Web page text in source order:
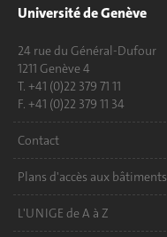
Université de Genève
24 rue du Général-Dufour
1211 Genève 4
T. +41 (0)22 379 71 11
F. +41 (0)22 379 11 34
Contact
Plans d'accès aux bâtiments
L'UNIGE de A à Z